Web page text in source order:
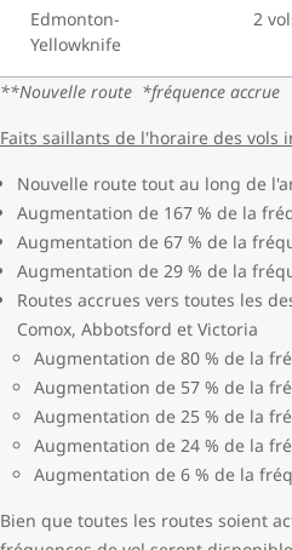
Edmonton-
Yellowknife
2
**Nouvelle route *fréquence accrue
Faits saillants de l'horaire des
Nouvelle route tout au long de
Augmentation de 167 % de la
Augmentation de 67 % de la
Augmentation de 29 % de la
Routes accrues vers toutes les
Comox, Abbotsford et Victoria
Augmentation de 80 % de la
Augmentation de 57 % de la
Augmentation de 25 % de la
Augmentation de 24 % de la
Augmentation de 6 % de la
Bien que toutes les routes soient